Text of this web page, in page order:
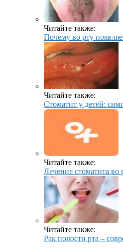
Читайте также:
Почему во рту
Читайте также:
Стоматит у детей:
Читайте также:
Лечение стоматита во
Читайте также:
Рак полости рта –